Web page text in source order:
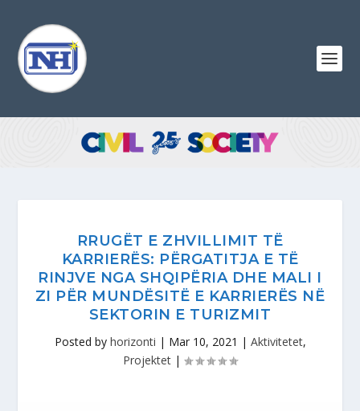
RRUGËT E ZHVILLIMIT TË
KARRIERËS: PËRGATITJA E TË
RINJVE NGA SHQIPËRIA DHE MALI I
ZI PËR MUNDËSITË E KARRIERËS NË
SEKTORIN E TURIZMIT
Posted by horizonti | Mar 10, 2021 | Aktivitetet,
Projektet |